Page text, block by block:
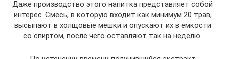
Даже производство этого напитка представляет собой
интерес. Смесь, в которую входит как минимум 20 трав,
высыпают в холщовые мешки и опускают их в емкости
со спиртом, после чего оставляют так на неделю.